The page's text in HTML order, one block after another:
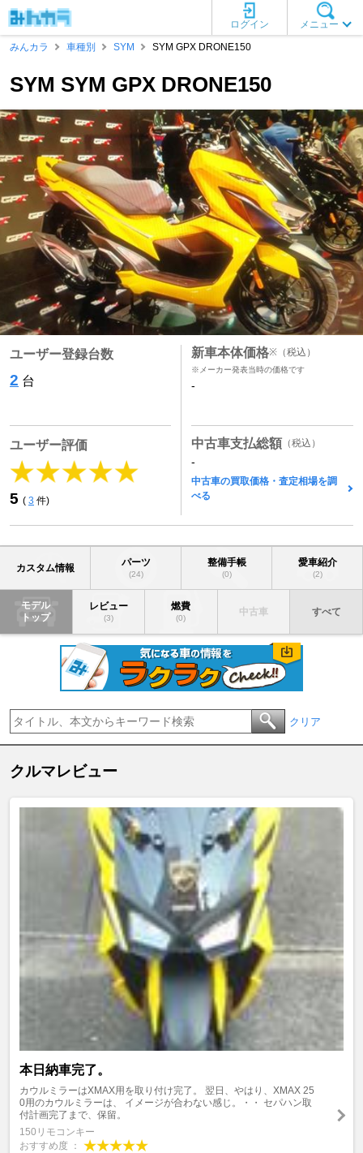
メニュー
ログイン
みんカラ
車種別 SYM SYM GPX DRONE150
SYM SYM GPX DRONE150
ユーザー登録台数
2 台
ユーザー評価
5 ( 3 件)
新車本体価格※ （税込）
※メーカー発表当時の価格です
-
中古車支払総額 （税込）
-
中古車の買取価格・査定相場を調
べる
カスタム情報 パーツ
(24)
整備手帳
(0)
愛車紹介
(2)
モデル
トップ
レビュー
(3)
燃費
(0)
中古車 すべて
クリア
クルマレビュー
本日納車完了。
カウルミラーはXMAX用を取り付け完了。 翌日、やはり、XMAX 25
0用のカウルミラーは、 イメージが合わない感じ。・・ セパハン取
付計画完了まで、保留。
150リモコンキー
おすすめ度 ：